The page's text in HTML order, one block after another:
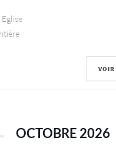
OCTOBRE 2026